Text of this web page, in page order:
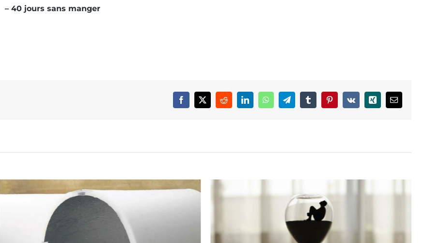
– 40 jours sans manger
Facebook
X RedditLinkedInWhatsAppTelegramTumblrPinterest
Vk Xing Email